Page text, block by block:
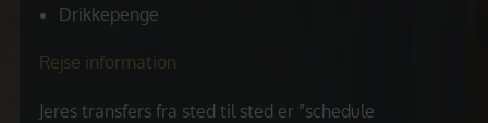
Drikkepenge
Rejse information
Jeres transfers fra sted til sted er ”schedule